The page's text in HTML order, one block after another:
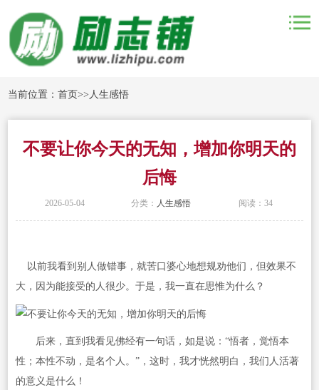
当前位置：首页>> 人生感悟
不要让你今天的无知，增加你明天的
后悔
2026-05-04 分类： 人生感悟 阅读：34
以前我看到别人做错事，就苦口婆心地想规劝他们，但效果不
大，因为能接受的人很少。于是，我一直在思惟为什么？
后来，直到我看见佛经有一句话，如是说：“悟者，觉悟本
性；本性不动，是名个人。”，这时，我才恍然明白，我们人活著
的意义是什么！